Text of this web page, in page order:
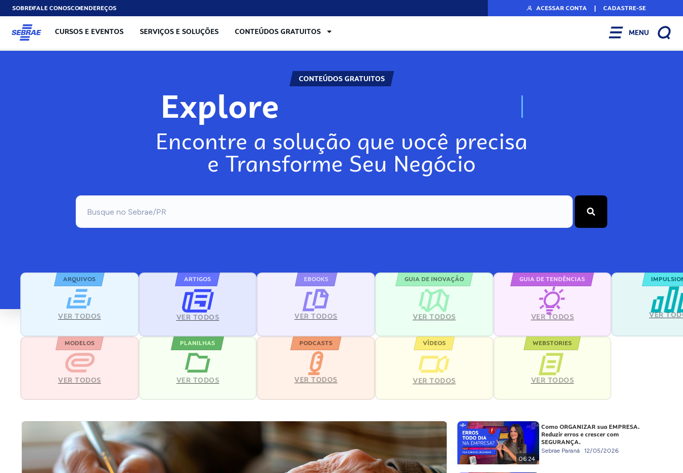
SOBREFALE CONOSCOENDEREÇOS ACESSAR CONTA | CADASTRE-SE
CURSOS E EVENTOS SERVIÇOS E SOLUÇÕES CONTEÚDOS GRATUITOS MENU
CONTEÚDOS GRATUITOS
Explore N
Encontre a solução que você precisa
e Transforme Seu Negócio
ARQUIVOS
VER TODOS
ARTIGOS
VER TODOS
EBOOKS
VER TODOS
GUIA DE INOVAÇÃO
VER TODOS
GUIA DE TENDÊNCIAS
VER TODOS VER
MODELOS
VER TODOS
PLANILHAS
VER TODOS
PODCASTS
VER TODOS
VÍDEOS
VER TODOS
WEBSTORIES
VER TODOS
06:24
Como ORGANIZAR sua EMPRESA.
Reduzir erros e crescer com
SEGURANÇA.
Sebrae Paraná 12/05/2026